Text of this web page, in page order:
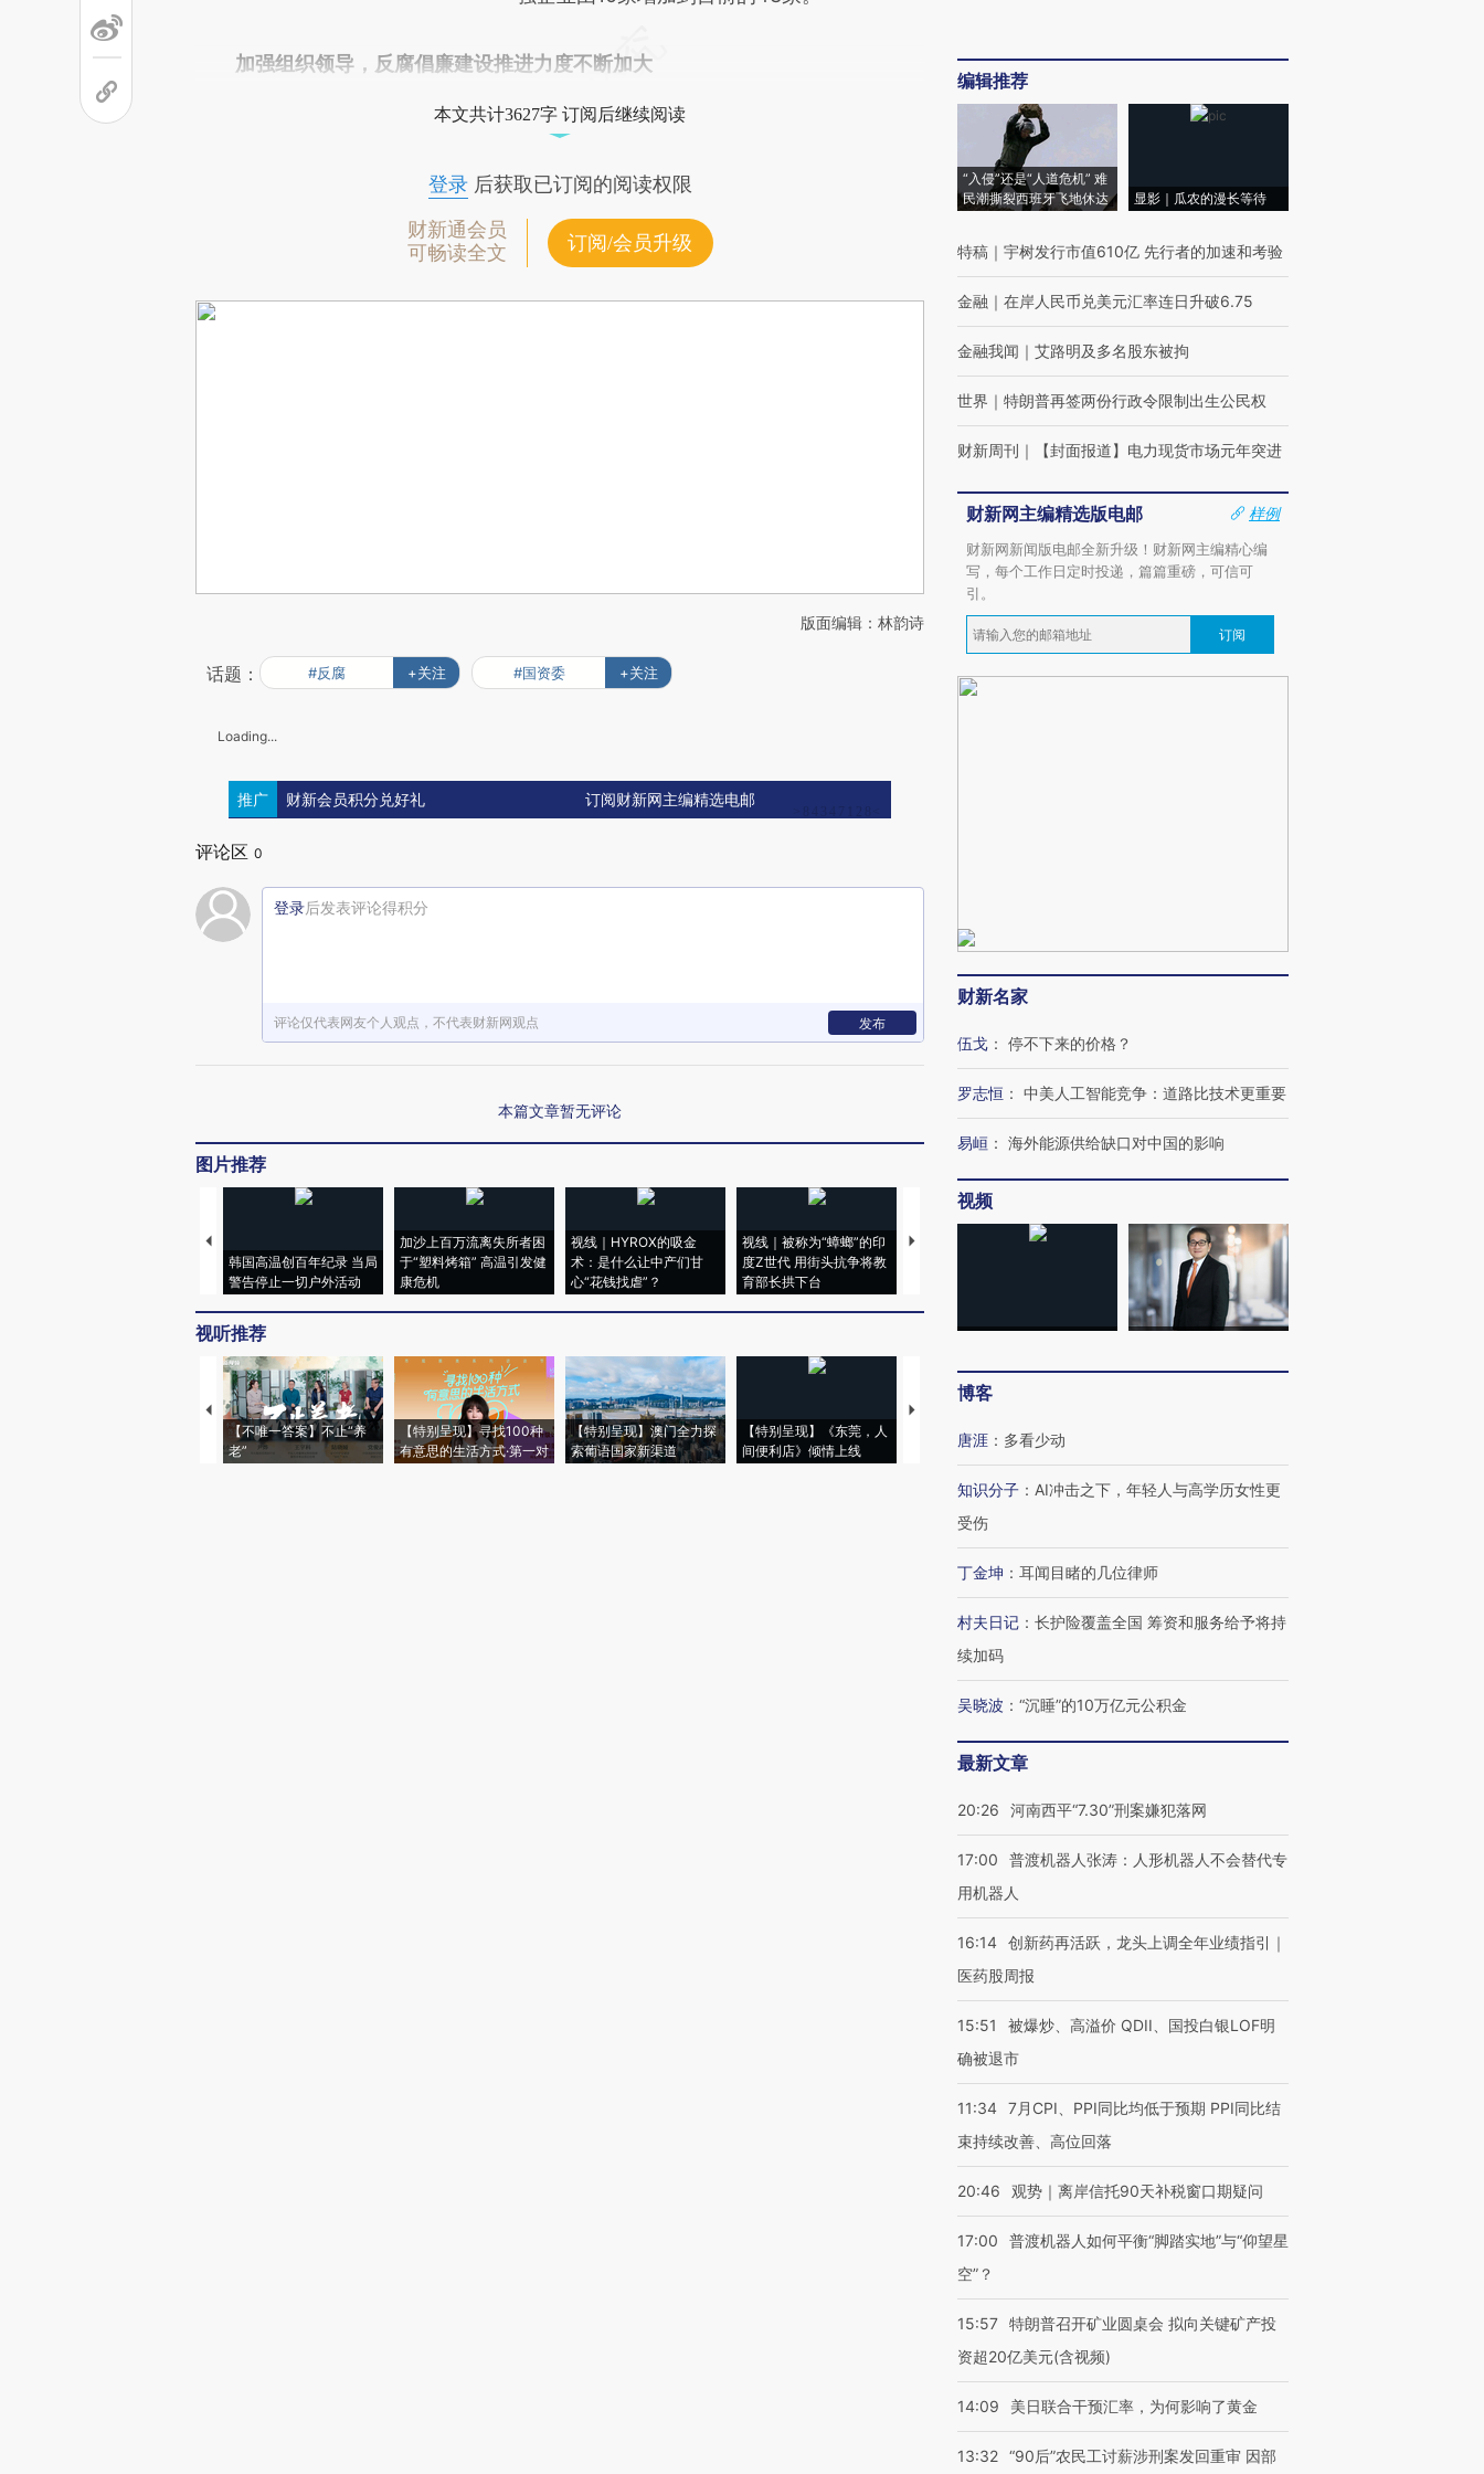
加强组织领导，反腐倡廉建设推进力度不断加大
本文共计3627字 订阅后继续阅读
登录后获取已订阅的阅读权限
财新通会员
可畅读全文
订阅/会员升级
版面编辑：林韵诗
话题： #反腐 +关注 #国资委 +关注
Loading...
推广 财新会员积分兑好礼 订阅财新网主编精选电邮
评论区 0
登录后发表评论得积分
评论仅代表网友个人观点，不代表财新网观点 发布
本篇文章暂无评论
图片推荐
韩国高温创百年纪录 当局
警告停止一切户外活动
加沙上百万流离失所者困
于“塑料烤箱” 高温引发健
康危机
视线｜HYROX的吸金
术：是什么让中产们甘
心“花钱找虐”？
视线｜被称为“蟑螂”的印
度Z世代 用街头抗争将教
育部长拱下台
视线｜“入侵”还是“人道危
湖北宜昌局部短时降雨
128毫米 紧急转移近
4000人
哈尔滨遭遇短时极端强降
雨 3小时累计雨量超80毫
视听推荐
【不唯一答案】不止“养
老”
【特别呈现】寻找100种
有意思的生活方式·第一对
【特别呈现】澳门全力探
索葡语国家新渠道
【特别呈现】《东莞，人
间便利店》倾情上线
【推广】走进第四届链博
会，让数智科技“链”接产
编辑推荐
“入侵”还是“人道危机” 难
民潮撕裂西班牙飞地休达
显影｜瓜农的漫长等待
特稿 ｜ 宇树发行市值610亿 先行者的加速和考验
金融 ｜ 在岸人民币兑美元汇率连日升破6.75
金融我闻 ｜ 艾路明及多名股东被拘
世界 ｜ 特朗普再签两份行政令限制出生公民权
财新周刊 ｜ 【封面报道】电力现货市场元年突进
财新网主编精选版电邮
样例
财新网新闻版电邮全新升级！财新网主编精心编
写，每个工作日定时投递，篇篇重磅，可信可
引。
订阅
财新名家
伍戈 ： 停不下来的价格？
罗志恒 ： 中美人工智能竞争：道路比技术更重要
易峘 ： 海外能源供给缺口对中国的影响
视频
博客
唐涯 ： 多看少动
知识分子 ： AI冲击之下，年轻人与高学历女性更
受伤
丁金坤 ： 耳闻目睹的几位律师
村夫日记 ： 长护险覆盖全国 筹资和服务给予将持
续加码
吴晓波 ： “沉睡”的10万亿元公积金
最新文章
20:26 河南西平“7.30”刑案嫌犯落网
17:00
普渡机器人张涛：人形机器人不会替代专
用机器人
16:14 创新药再活跃，龙头上调全年业绩指引｜
医药股周报
15:51
被爆炒、高溢价 QDII、国投白银LOF明
确被退市
11:34 7月CPI、PPI同比均低于预期 PPI同比结
束持续改善、高位回落
20:46 观势｜离岸信托90天补税窗口期疑问
17:00
普渡机器人如何平衡“脚踏实地”与“仰望星
空”？
15:57 特朗普召开矿业圆桌会 拟向关键矿产投
资超20亿美元(含视频)
14:09 美日联合干预汇率，为何影响了黄金
13:32 “90后”农民工讨薪涉刑案发回重审 因部